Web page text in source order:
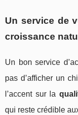
Un service de
croissance
Un bon service
pas d’afficher un
l’accent sur la
qui reste crédible